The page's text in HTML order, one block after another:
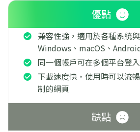
優點
兼容性強，適用於各種系統
Windows、macOS、
同一個帳戶可在多個平台登入
下載速度快，使用時可以流
制的網頁
缺點